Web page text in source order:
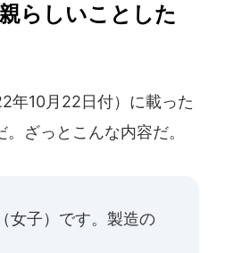
らしいことした
年10月22日付）に載った
ざっとこんな内容だ。
女子）です。製造の